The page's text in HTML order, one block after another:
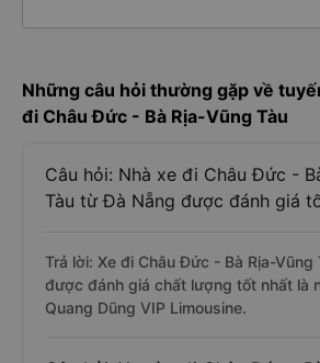
Những câu hỏi thường gặp về
đi Châu Đức - Bà Rịa-Vũng Tàu
Câu hỏi: Nhà xe đi Châu Đức -
Tàu từ Đà Nẵng được đánh giá
Trả lời: Xe đi Châu Đức - Bà Rịa-Vũng
được đánh giá chất lượng tốt nhất là
Quang Dũng VIP Limousine.